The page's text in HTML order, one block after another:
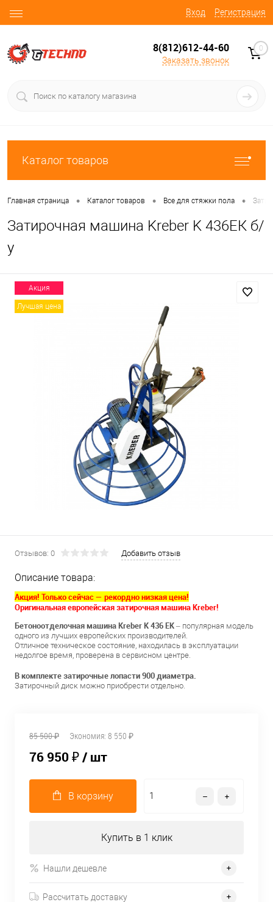
Вход Регистрация
8(812)612-44-60
Заказать звонок
0
Каталог товаров
Главная страница • Каталог товаров • Все для стяжки пола •
Затирочная машина Kreber K 436ЕК б/
у
Акция
Лучшая цена
Отзывов: 0 Добавить отзыв
Описание товара:
Акция! Только сейчас — рекордно низкая цена!
Оригинальная европейская затирочная машина Kreber!
Бетоноотделочная машинаKreberK436EK – популярная модель
одного из лучших европейских производителей.
Отличное техническое состояние, находилась в эксплуатации
недолгое время, проверена в сервисном центре.
В комплекте затирочные лопасти 900 диаметра.
Затирочный диск можно приобрести отдельно.
85 500 ₽ Экономия: 8 550 ₽
76 950 ₽/ шт
В корзину
Купить в 1 клик
Нашли дешевле
Рассчитать доставку